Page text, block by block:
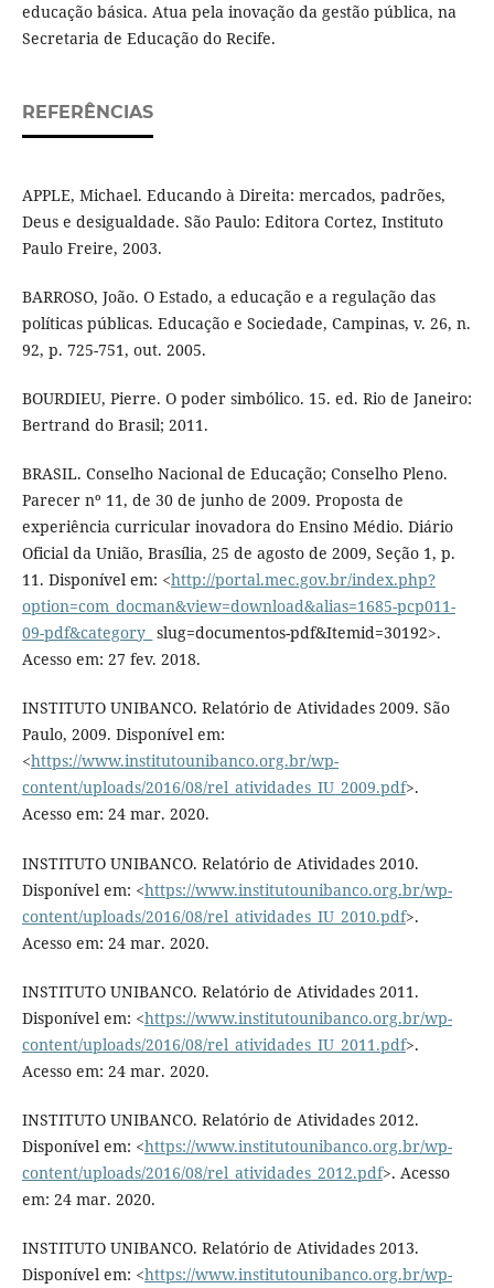
educação básica. Atua pela inovação da gestão pública, na
Secretaria de Educação do Recife.
REFERÊNCIAS
APPLE, Michael. Educando à Direita: mercados, padrões,
Deus e desigualdade. São Paulo: Editora Cortez, Instituto
Paulo Freire, 2003.
BARROSO, João. O Estado, a educação e a regulação das
políticas públicas. Educação e Sociedade, Campinas, v. 26, n.
92, p. 725-751, out. 2005.
BOURDIEU, Pierre. O poder simbólico. 15. ed. Rio de Janeiro:
Bertrand do Brasil; 2011.
BRASIL. Conselho Nacional de Educação; Conselho Pleno.
Parecer nº 11, de 30 de junho de 2009. Proposta de
experiência curricular inovadora do Ensino Médio. Diário
Oficial da União, Brasília, 25 de agosto de 2009, Seção 1, p.
11. Disponível em: <http://portal.mec.gov.br/index.php?
option=com_docman&view=download&alias=1685-pcp011-
09-pdf&category_ slug=documentos-pdf&Itemid=30192>.
Acesso em: 27 fev. 2018.
INSTITUTO UNIBANCO. Relatório de Atividades 2009. São
Paulo, 2009. Disponível em:
<https://www.institutounibanco.org.br/wp-
content/uploads/2016/08/rel_atividades_IU_2009.pdf>.
Acesso em: 24 mar. 2020.
INSTITUTO UNIBANCO. Relatório de Atividades 2010.
Disponível em: <https://www.institutounibanco.org.br/wp-
content/uploads/2016/08/rel_atividades_IU_2010.pdf>.
Acesso em: 24 mar. 2020.
INSTITUTO UNIBANCO. Relatório de Atividades 2011.
Disponível em: <https://www.institutounibanco.org.br/wp-
content/uploads/2016/08/rel_atividades_IU_2011.pdf>.
Acesso em: 24 mar. 2020.
INSTITUTO UNIBANCO. Relatório de Atividades 2012.
Disponível em: <https://www.institutounibanco.org.br/wp-
content/uploads/2016/08/rel_atividades_2012.pdf>. Acesso
em: 24 mar. 2020.
INSTITUTO UNIBANCO. Relatório de Atividades 2013.
Disponível em: <https://www.institutounibanco.org.br/wp-